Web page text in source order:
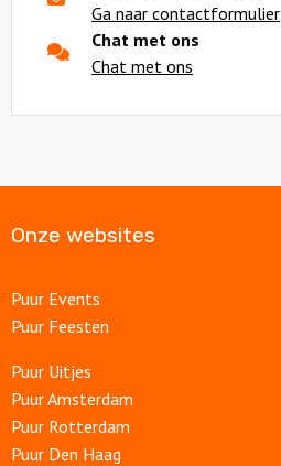
Ga naar contactformulier
Chat met ons
Chat met ons
Onze websites
Puur Events
Puur Feesten
Puur Uitjes
Puur Amsterdam
Puur Rotterdam
Puur Den Haag